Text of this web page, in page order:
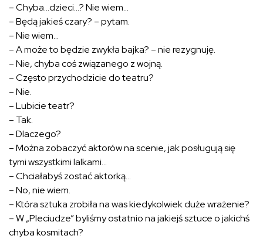
– Chyba…dzieci…? Nie wiem…
– Będą jakieś czary? – pytam.
– Nie wiem…
– A może to będzie zwykła bajka? – nie rezygnuję.
– Nie, chyba coś związanego z wojną.
– Często przychodzicie do teatru?
– Nie.
– Lubicie teatr?
– Tak.
– Dlaczego?
– Można zobaczyć aktorów na scenie, jak posługują się
tymi wszystkimi lalkami…
– Chciałabyś zostać aktorką…
– No, nie wiem.
– Która sztuka zrobiła na was kiedykolwiek duże wrażenie?
– W „Pleciudze” byliśmy ostatnio na jakiejś sztuce o jakichś
chyba kosmitach?